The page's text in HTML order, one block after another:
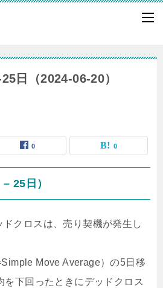
日（2024-06-20）
0 0
25日）
クロスは、売り契機が発生し
Move Average）の5日移
を下回ったときにデッドクロス